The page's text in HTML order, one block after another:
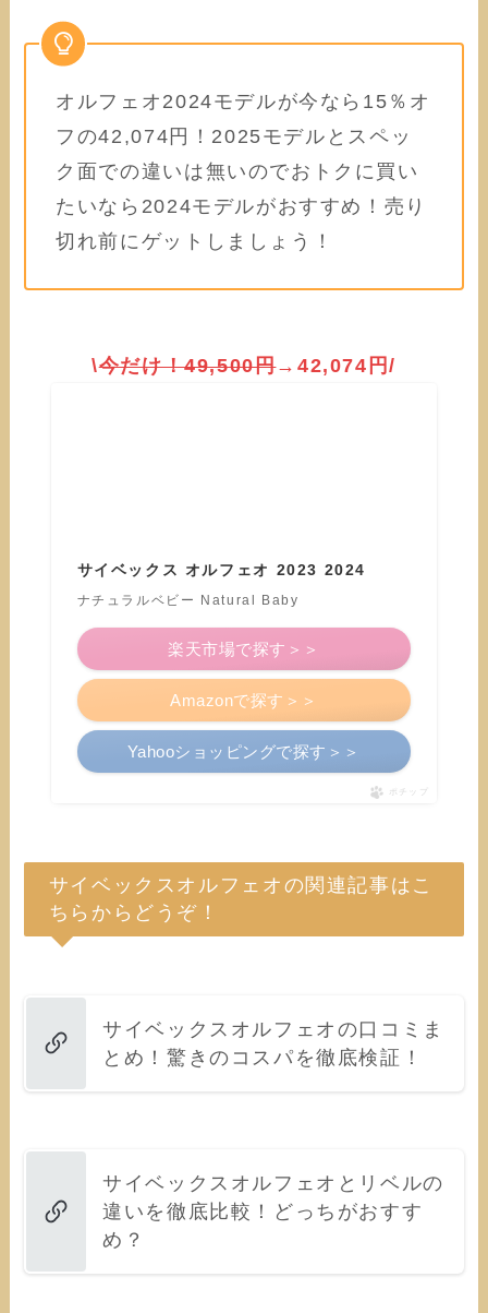
オルフェオ2024モデルが今なら15％オ
フの42,074円！2025モデルとスペッ
ク面での違いは無いのでおトクに買い
たいなら2024モデルがおすすめ！売り
切れ前にゲットしましょう！
\今だけ！49,500円→42,074円/
サイベックス オルフェオ 2023 2024
ナチュラルベビー Natural Baby
Amazonで探す＞＞
楽天市場で探す＞＞
Yahooショッピングで探す＞＞
ポチップ
サイベックスオルフェオの関連記事はこ
ちらからどうぞ！
サイベックスオルフェオの口コミま
とめ！驚きのコスパを徹底検証！
サイベックスオルフェオとリベルの
違いを徹底比較！どっちがおすす
め？